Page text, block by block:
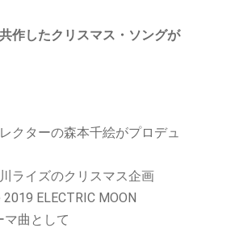
作したクリスマス・ソングが
クターの森本千絵がプロデュ
ライズのクリスマス企画
2019 ELECTRIC MOON
マ曲として